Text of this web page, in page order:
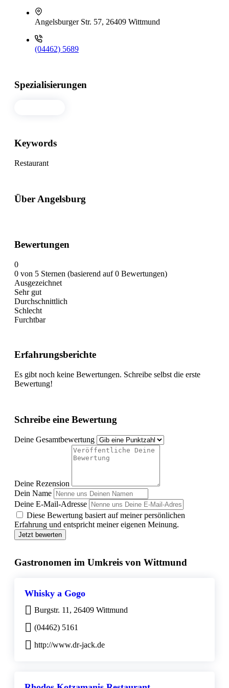
Angelsburger Str. 57, 26409 Wittmund
(04462) 5689
Spezialisierungen
Keywords
Restaurant
Über Angelsburg
Bewertungen
0
0 von 5 Sternen (basierend auf 0 Bewertungen)
Ausgezeichnet
Sehr gut
Durchschnittlich
Schlecht
Furchtbar
Erfahrungsberichte
Es gibt noch keine Bewertungen. Schreibe selbst die erste
Bewertung!
Schreibe eine Bewertung
Deine Gesamtbewertung
Deine Rezension
Dein Name
Deine E-Mail-Adresse
Diese Bewertung basiert auf meiner persönlichen
Erfahrung und entspricht meiner eigenen Meinung.
Jetzt bewerten
Gastronomen im Umkreis von Wittmund
Whisky a Gogo
Burgstr. 11, 26409 Wittmund
(04462) 5161
http://www.dr-jack.de